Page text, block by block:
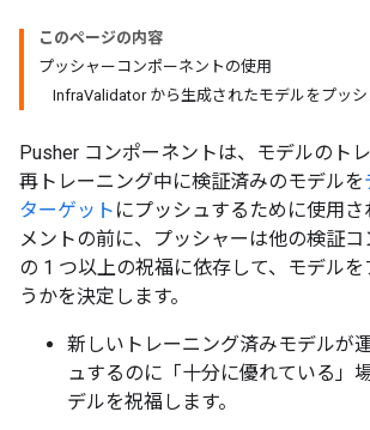
このページの内容
プッシャーコンポーネントの使用
InfraValidator から生成されたモデルをプッシ
Pusher コンポーネントは、モデルのト
再トレーニング中に検証済みのモデルを
ターゲット にプッシュするために使用さ
メントの前に、プッシャーは他の検証
の 1 つ以上の祝福に依存して、モデル
うかを決定します。
新しいトレーニング済みモデルが
ュするのに「十分に優れている」場
デルを祝福します。